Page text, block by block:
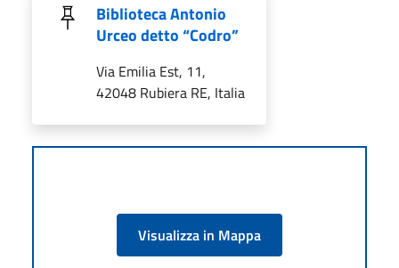
Biblioteca Antonio
Urceo detto “Codro”
Via Emilia Est, 11,
42048 Rubiera RE, Italia
Visualizza in Mappa